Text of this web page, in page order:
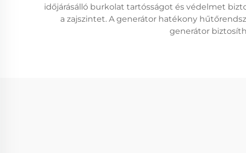
időjárásálló burkolat tartósságot és védelmet
a zajszintet. A generátor hatékony
generátor